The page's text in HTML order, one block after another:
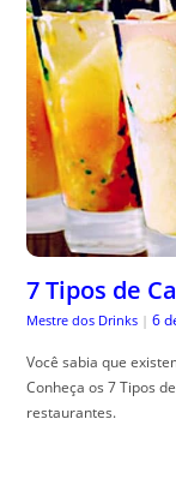
7 Tipos de
Mestre dos Drinks | 6
Você sabia que
Conheça os 7 Tipos
restaurantes.